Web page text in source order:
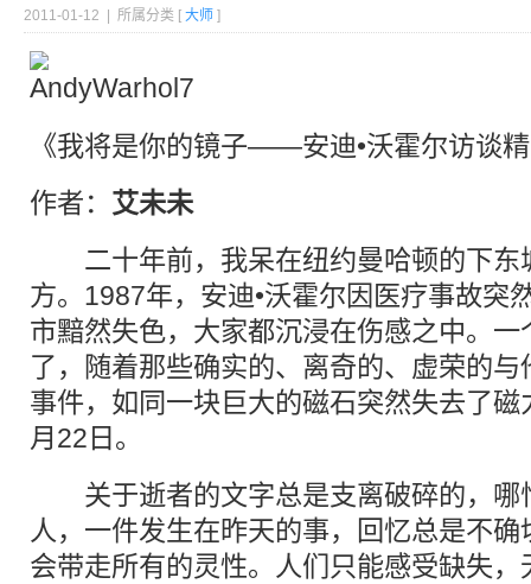
2011-01-12 | 所属分类 [ 大师 ]
《我将是你的镜子——安迪•沃霍尔访谈
作者： 艾未未
二十年前，我呆在纽约曼哈顿的下东
方。1987年，安迪•沃霍尔因医疗事故突
市黯然失色，大家都沉浸在伤感之中。
了，随着那些确实的、离奇的、虚荣的
事件，如同一块巨大的磁石突然失去了
月22日。
关于逝者的文字总是支离破碎的，哪
人，一件发生在昨天的事，回忆总是不
会带走所有的灵性。人们只能感受缺失